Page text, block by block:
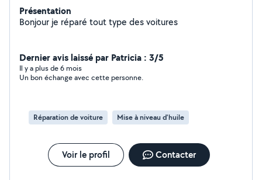
Présentation
Bonjour je réparé tout type des voitures
Dernier avis laissé par Patricia : 3/5
Il y a plus de 6 mois
Un bon échange avec cette personne.
Réparation de voiture Mise à niveau d'huile
Voir le profil Contacter